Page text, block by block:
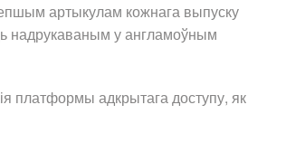
артыкулам кожнага выпуску
надрукаваным у англамоўным
платформы адкрытага доступу, як